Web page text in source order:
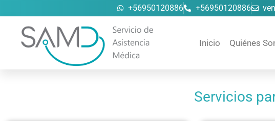
+56950120886 +56950120886
Inicio Quiénes
Servicios